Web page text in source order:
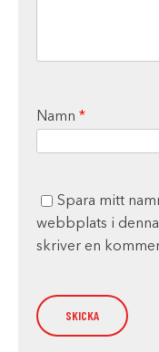
Namn *
Spara mitt
webbplats i
skriver en